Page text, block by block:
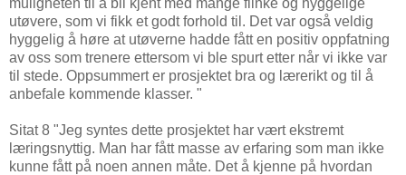
utøvere, som vi fikk et godt forhold til. Det var også veldig
hyggelig å høre at utøverne hadde fått en positiv oppfatning
av oss som trenere ettersom vi ble spurt etter når vi ikke var
til stede. Oppsummert er prosjektet bra og lærerikt og til å
anbefale kommende klasser. "
Sitat 8 "Jeg syntes dette prosjektet har vært ekstremt
læringsnyttig. Man har fått masse av erfaring som man ikke
kunne fått på noen annen måte. Det å kjenne på hvordan